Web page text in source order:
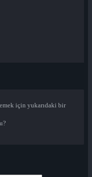
için yukarıdaki bir